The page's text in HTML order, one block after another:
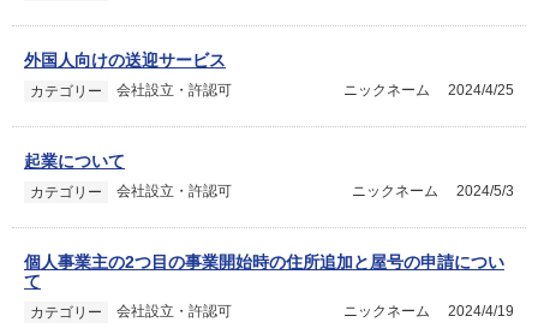
外国人向けの送迎サービス
カテゴリー 会社設立・許認可 2024/4/25
ニックネーム
起業について
カテゴリー 会社設立・許認可 2024/5/3
ニックネーム
個人事業主の2つ目の事業開始時の住所追加と屋号の申請につい
て
カテゴリー 会社設立・許認可 2024/4/19
ニックネーム